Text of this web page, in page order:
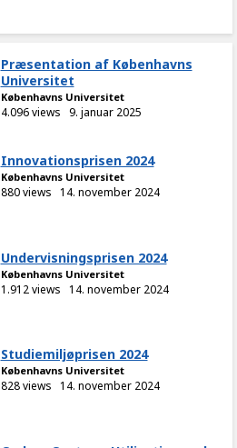
Præsentation af Københavns
Universitet
Københavns Universitet
4.096 views 9. januar 2025
Innovationsprisen 2024
Københavns Universitet
880 views 14. november 2024
Undervisningsprisen 2024
Københavns Universitet
1.912 views 14. november 2024
Studiemiljøprisen 2024
Københavns Universitet
828 views 14. november 2024